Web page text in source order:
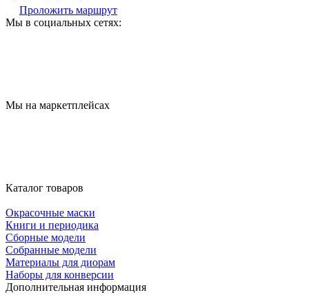
Проложить маршрут
Мы в социальных сетях:
Мы на маркетплейсах
Каталог товаров
Окрасочные маски
Книги и периодика
Сборные модели
Собранные модели
Материалы для диорам
Наборы для конверсии
Дополнительная информация